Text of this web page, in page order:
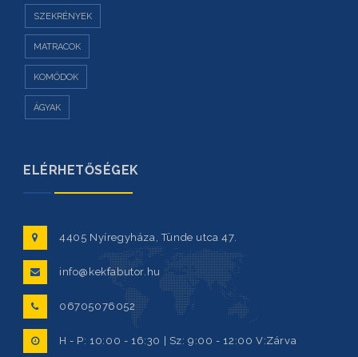
SZEKRÉNYEK
MATRACOK
KOMÓDOK
ÁGYAK
ELÉRHETŐSÉGEK
4405 Nyíregyháza, Tünde utca 47.
info@kekfabutor.hu
06705076052
H - P: 10:00 - 16:30 | Sz: 9:00 - 12:00 V:Zárva